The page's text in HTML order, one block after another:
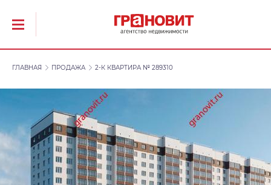
ГЛАВНАЯ ПРОДАЖА 2-К КВАРТИРА № 289310